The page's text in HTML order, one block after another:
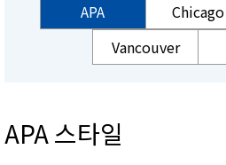
APA Chicago
Vancouver
APA 스타일